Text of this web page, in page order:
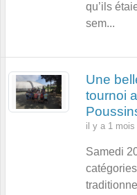
qu’ils
sem...
Une
tournoi
il y a 1 mois
Samedi